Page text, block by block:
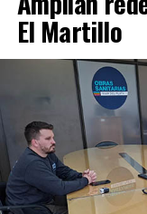
El Martillo